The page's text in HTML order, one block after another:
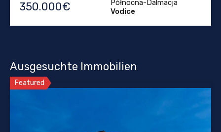
350.000€
Północna-Dalmacja
Vodice
Ausgesuchte Immobilien
Featured